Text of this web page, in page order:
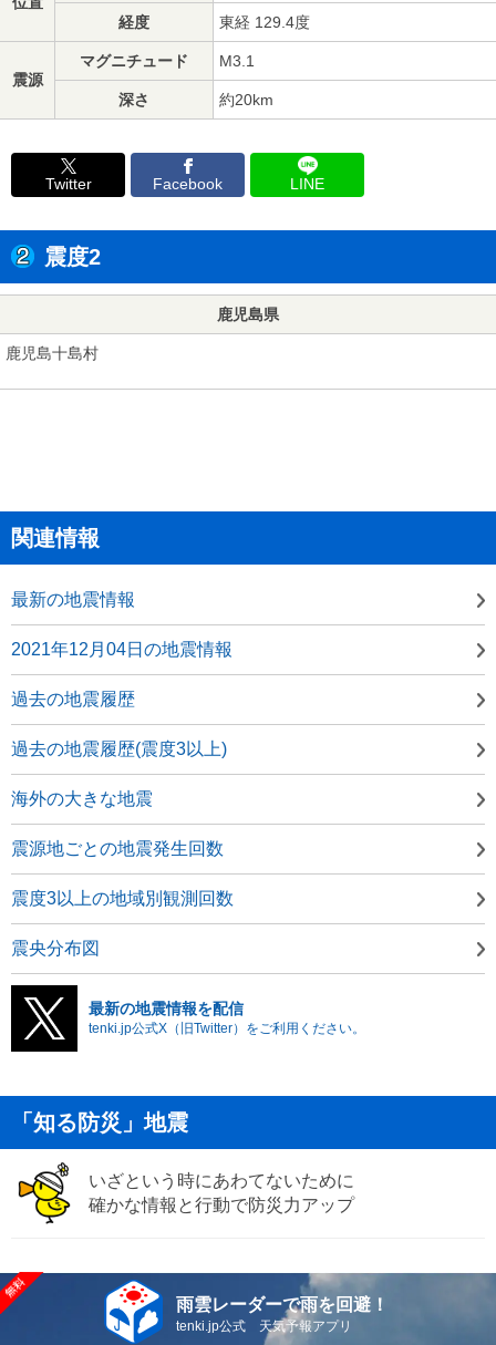
経度 東経 129.4度
震源
マグニチュード M3.1
深さ 約20km
Twitter Facebook LINE
震度2
鹿児島県
鹿児島十島村
関連情報
最新の地震情報
2021年12月04日の地震情報
過去の地震履歴
過去の地震履歴(震度3以上)
海外の大きな地震
震源地ごとの地震発生回数
震度3以上の地域別観測回数
震央分布図
最新の地震情報を配信
tenki.jp公式X（旧Twitter）をご利用ください。
「知る防災」地震
いざという時にあわてないために
確かな情報と行動で防災力アップ
雨雲レーダーで雨を回避！
tenki.jp公式 天気予報アプリ